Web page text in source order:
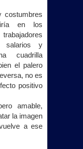
en los
salarios y
cuadrilla
el palero
no es
positivo
amable,
la imagen
a ese